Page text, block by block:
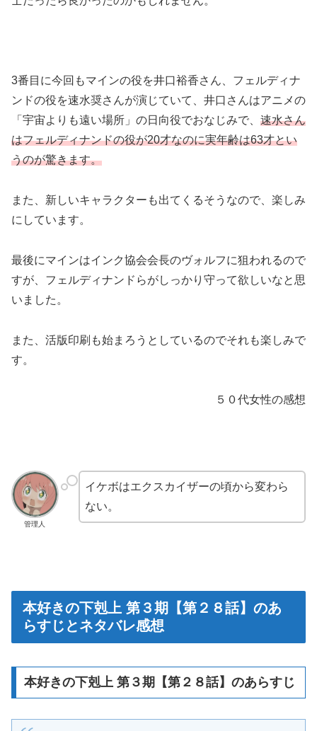
3番目に今回もマインの役を井口裕香さん、フェルディナ
ンドの役を速水奨さんが演じていて、井口さんはアニメの
「宇宙よりも遠い場所」の日向役でおなじみで、 速水さん
はフェルディナンドの役が20才なのに実年齢は63才とい
うのが驚きます。
また、新しいキャラクターも出てくるそうなので、楽しみ
にしています。
最後にマインはインク協会会長のヴォルフに狙われるので
すが、フェルディナンドらがしっかり守って欲しいなと思
いました。
また、活版印刷も始まろうとしているのでそれも楽しみで
す。
５０代女性の感想
管理人
イケボはエクスカイザーの頃から変わら
ない。
本好きの下剋上 第３期【第２８話】のあ
らすじとネタバレ感想
本好きの下剋上 第３期【第２８話】のあらすじ